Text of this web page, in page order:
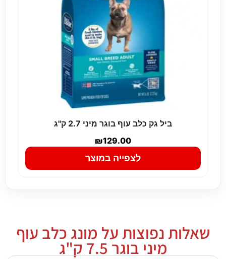
ביל גק כלב עוף בוגר מיני 2.7 ק"ג
₪129.00
לצפייה במוצר
שאלות נפוצות על מונג כלב עוף
מיני בוגר 7.5 ק"ג